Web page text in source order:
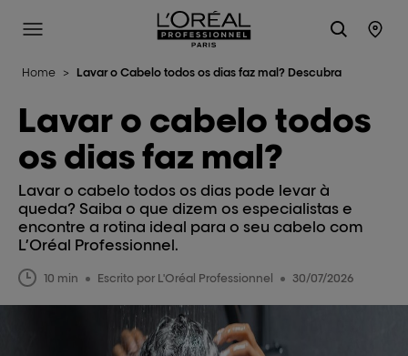
L'Oréal Professionnel Paris
Site Menu
Home > Lavar o Cabelo todos os dias faz mal? Descubra
Lavar o cabelo todos
os dias faz mal?
Lavar o cabelo todos os dias pode levar à
queda? Saiba o que dizem os especialistas e
encontre a rotina ideal para o seu cabelo com
L’Oréal Professionnel.
10 min Escrito por L'Oréal Professionnel 30/07/2026